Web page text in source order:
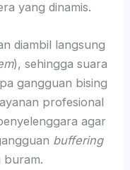
yang dinamis.
diambil langsung
), sehingga suara
gangguan bising
profesional
agar
buffering
buram.